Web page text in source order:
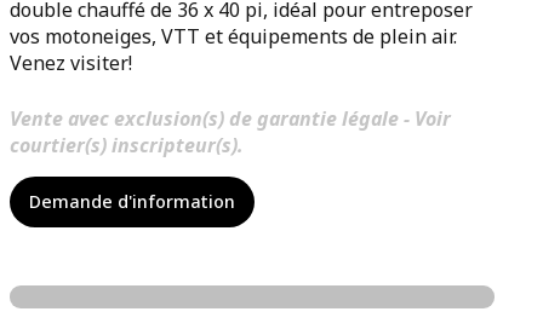
double chauffé de 36 x 40 pi, idéal pour entreposer
vos motoneiges, VTT et équipements de plein air.
Venez visiter!
Vente avec exclusion(s) de garantie légale - Voir
courtier(s) inscripteur(s).
Demande d'information